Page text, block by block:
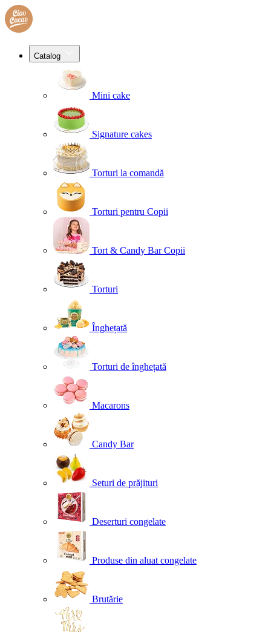
Catalog
Mini cake
Signature cakes
Torturi la comandă
Torturi pentru Copii
Tort & Candy Bar Copii
Torturi
Înghețată
Torturi de înghețată
Macarons
Candy Bar
Seturi de prăjituri
Deserturi congelate
Produse din aluat congelate
Brutărie